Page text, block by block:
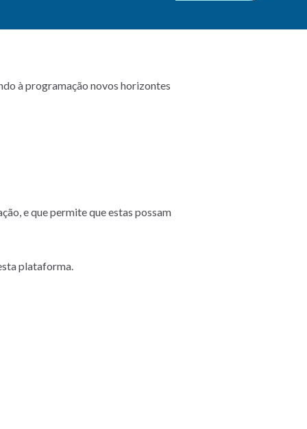
à programação novos horizontes
e que permite que estas possam
plataforma.